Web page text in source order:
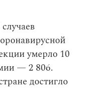
умерло 10
— 2 806.
достигло